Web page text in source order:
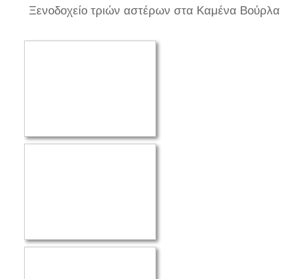
Ξενοδοχείο τριών αστέρων στα Καμένα Βούρλα